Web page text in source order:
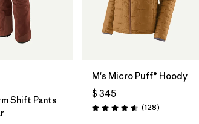
Shift Pants
M's Micro Puff® Hoody
$ 345
Valoración: 4.6 / 5
(128Comentarios
)